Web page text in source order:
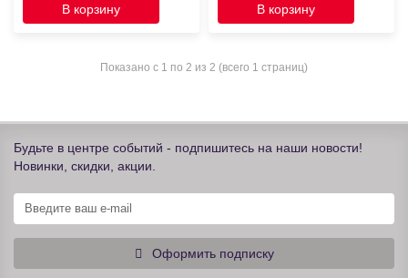
В корзину В корзину
Показано с 1 по 2 из 2 (всего 1 страниц)
Будьте в центре событий - подпишитесь на наши новости!
Новинки, скидки, акции.
Оформить подписку